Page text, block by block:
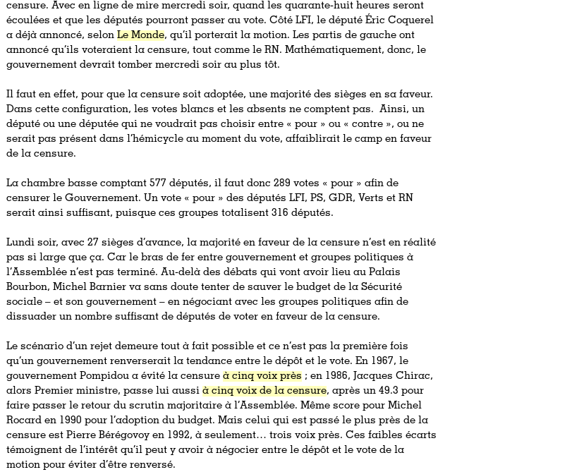
censure. Avec en ligne de mire mercredi soir, quand les quarante-huit heures seront
écoulées et que les députés pourront passer au vote. Côté LFI, le député Éric Coquerel
a déjà annoncé, selonLe Monde, qu’il porterait la motion. Les partis de gauche ont
annoncé qu’ils voteraient la censure, tout comme le RN. Mathématiquement, donc, le
gouvernement devrait tomber mercredi soir au plus tôt.
Il faut en effet, pour que la censure soit adoptée, une majorité des sièges en sa faveur.
Dans cette configuration, les votes blancs et les absents ne comptent pas. Ainsi, un
député ou une députée qui ne voudrait pas choisir entre « pour » ou « contre », ou ne
serait pas présent dans l’hémicycle au moment du vote, affaiblirait le camp en faveur
de la censure.
La chambre basse comptant 577 députés, il faut donc 289 votes « pour » afin de
censurer le Gouvernement. Un vote « pour » des députés LFI, PS, GDR, Verts et RN
serait ainsi suffisant, puisque ces groupes totalisent 316 députés.
Lundi soir, avec 27 sièges d’avance, la majorité en faveur de la censure n’est en réalité
pas si large que ça. Car le bras de fer entre gouvernement et groupes politiques à
l’Assemblée n’est pas terminé. Au-delà des débats qui vont avoir lieu au Palais
Bourbon, Michel Barnier va sans doute tenter de sauver le budget de la Sécurité
sociale – et son gouvernement – en négociant avec les groupes politiques afin de
dissuader un nombre suffisant de députés de voter en faveur de la censure.
Le scénario d’un rejet demeure tout à fait possible et ce n’est pas la première fois
qu’un gouvernement renverserait la tendance entre le dépôt et le vote. En 1967, le
gouvernement Pompidou a évité la censureà cinq voix près ; en 1986, Jacques Chirac,
alors Premier ministre, passe lui aussià cinq voix de la censure, après un 49.3 pour
faire passer le retour du scrutin majoritaire à l’Assemblée. Même score pour Michel
Rocard en 1990 pour l’adoption du budget. Mais celui qui est passé le plus près de la
censure est Pierre Bérégovoy en 1992, à seulement… trois voix près. Ces faibles écarts
témoignent de l’intérêt qu’il peut y avoir à négocier entre le dépôt et le vote de la
motion pour éviter d’être renversé.